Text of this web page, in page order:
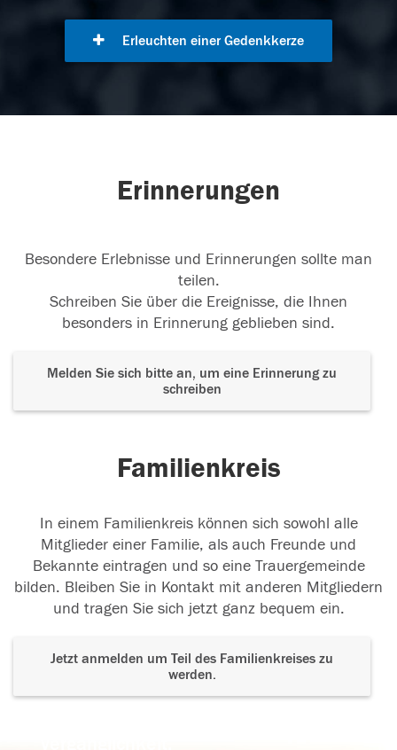
Erleuchten einer Gedenkkerze
Erinnerungen
Besondere Erlebnisse und Erinnerungen sollte man
teilen.
Schreiben Sie über die Ereignisse, die Ihnen
besonders in Erinnerung geblieben sind.
Melden Sie sich bitte an, um eine Erinnerung zu
schreiben
Familienkreis
In einem Familienkreis können sich sowohl alle
Mitglieder einer Familie, als auch Freunde und
Bekannte eintragen und so eine Trauergemeinde
bilden. Bleiben Sie in Kontakt mit anderen Mitgliedern
und tragen Sie sich jetzt ganz bequem ein.
Jetzt anmelden um Teil des Familienkreises zu
werden.